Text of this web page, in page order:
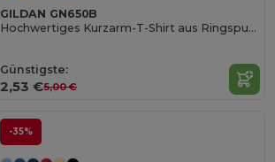
GILDAN GN650B
Hochwertiges Kurzarm-T-Shirt aus Ringspun-Baumwolle
Günstigste:
2,53 €5,00 €
-35%